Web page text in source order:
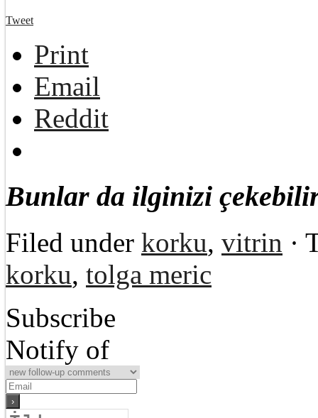
Tweet
Print
Email
Reddit
Bunlar da ilginizi
Filed under korku, vitrin ·
korku, tolga meric
Subscribe
Notify of